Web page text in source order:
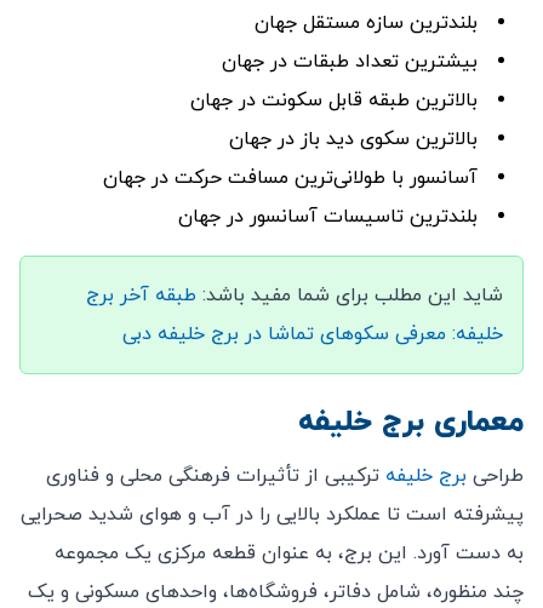
بلندترین سازه مستقل جهان
بیشترین تعداد طبقات در جهان
بالاترین طبقه قابل سکونت در جهان
بالاترین سکوی دید باز در جهان
آسانسور با طولانی‌ترین مسافت حرکت در جهان
بلندترین تاسیسات آسانسور در جهان
شاید این مطلب برای شما مفید باشد: طبقه آخر برج
خلیفه: معرفی سکوهای تماشا در برج خلیفه دبی
معماری برج خلیفه
طراحی برج خلیفه ترکیبی از تأثیرات فرهنگی محلی و فناوری
پیشرفته است تا عملکرد بالایی را در آب و هوای شدید صحرایی
به دست آورد. این برج، به عنوان قطعه مرکزی یک مجموعه
چند منظوره، شامل دفاتر، فروشگاه‌ها، واحدهای مسکونی و یک